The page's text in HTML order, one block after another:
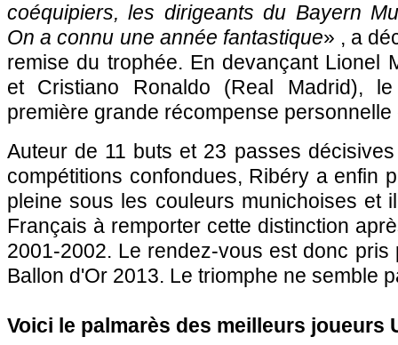
coéquipiers, les dirigeants du Bayern
On a connu une année fantastique» , a
remise du trophée. En devançant Lionel
et Cristiano Ronaldo (Real Madrid),
première grande récompense
Auteur de 11 buts et 23 passes
compétitions confondues, Ribéry a enfin
pleine sous les couleurs munichoises et
Français à remporter cette distinction
2001-2002. Le rendez-vous est donc pris
Ballon d'Or 2013. Le triomphe ne semble
Voici le palmarès des meilleurs joueurs